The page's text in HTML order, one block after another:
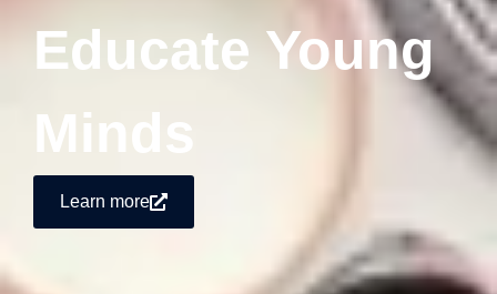
Educate Young
Minds
Learn more